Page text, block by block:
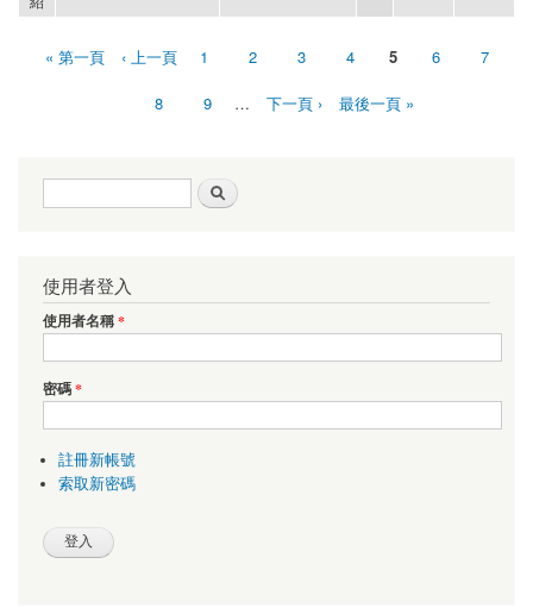
頁面« 第一頁 ‹ 上一頁 1 2 3 4 5 6 7
8 9 … 下一頁 › 最後一頁 »
搜尋表單
使用者登入
使用者名稱*
密碼*
註冊新帳號
索取新密碼